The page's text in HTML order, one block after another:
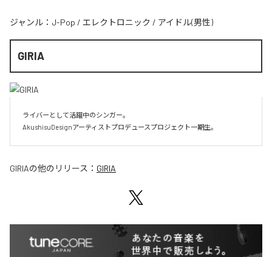
ジャンル： J-Pop / エレクトロニック / アイドル(男性)
GIRIA
ライバーとして活躍中のシンガー。
AkushisuDesignアーティストプロデュースプロジェクト一期生。
GIRIAの他のリリース： GIRIA